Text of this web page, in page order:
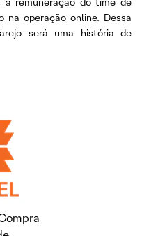
na operação online. Dessa
será uma história de